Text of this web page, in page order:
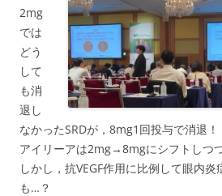
2mg
では
どう
して
も消
退し
なかったSRDが，8mg1回投与で消退
アイリーアは2mg→8mgにシフトしつつ
しかし，抗VEGF作用に比例して眼内
も…？